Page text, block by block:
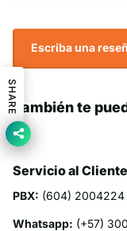
Escriba una
También te
Servicio al Cliente
PBX: (604) 2004224
Whatsapp: (+57)
SHARE